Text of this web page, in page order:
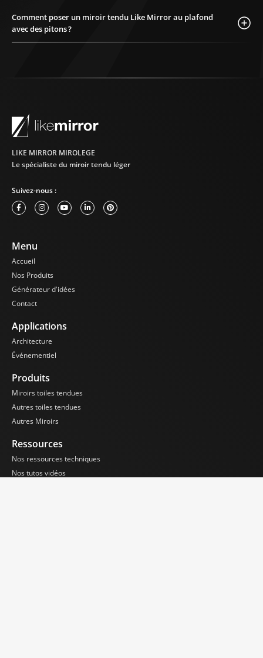
Comment poser un miroir tendu Like Mirror au plafond
avec des pitons ?
LIKE MIRROR MIROLEGE
Le spécialiste du miroir tendu léger
Suivez-nous :
Menu
Accueil
Nos Produits
Générateur d'idées
Contact
Applications
Architecture
Événementiel
Produits
Miroirs toiles tendues
Autres toiles tendues
Autres Miroirs
Ressources
Nos ressources techniques
Nos tutos vidéos